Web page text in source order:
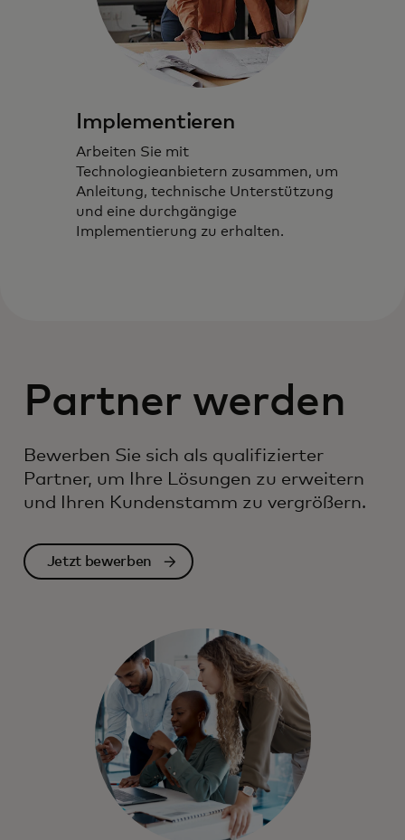
Implementieren
Arbeiten Sie mit
Technologieanbietern zusammen, um
Anleitung, technische Unterstützung
und eine durchgängige
Implementierung zu erhalten.
Partner werden
Bewerben Sie sich als qualifizierter
Partner, um Ihre Lösungen zu erweitern
und Ihren Kundenstamm zu vergrößern.
Jetzt bewerben